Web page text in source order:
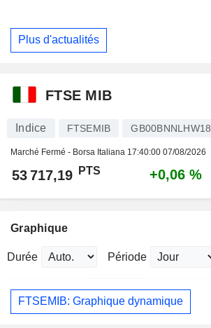
Plus d'actualités
FTSE MIB
Indice FTSEMIB GB00BNNLHW18
Marché Fermé - Borsa Italiana 17:40:00 07/08/2026
53 717,19 PTS +0,06 %
Graphique
Durée Période
FTSEMIB: Graphique dynamique